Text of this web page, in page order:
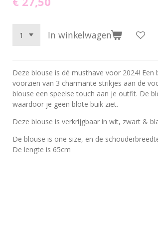
In winkelwagen
Deze blouse is dé musthave voor 2024!
voorzien van 3 charmante strikjes aan de
blouse een speelse touch aan je outfit. De
waardoor je geen blote buik ziet.
Deze blouse is verkrijgbaar in wit, zwart &
De blouse is one size, en de
De lengte is 65cm